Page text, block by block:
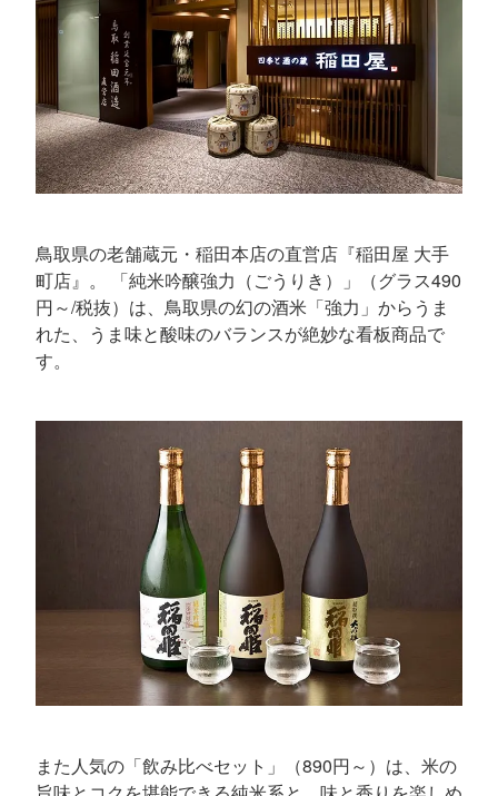
鳥取県の老舗蔵元・稲田本店の直営店『稲田屋 大手
町店』。 「純米吟醸強力（ごうりき）」（グラス490
円～/税抜）は、鳥取県の幻の酒米「強力」からうま
れた、うま味と酸味のバランスが絶妙な看板商品で
す。
また人気の「飲み比べセット」（890円～）は、米の